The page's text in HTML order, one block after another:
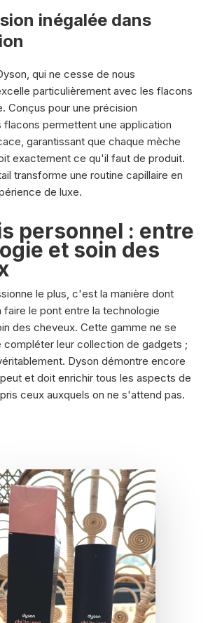
inégalée dans
qui ne cesse de nous
particulièrement avec les flacons
Conçus pour une précision
flacons permettent une application
garantissant que chaque mèche
exactement ce qu'il faut de produit.
transforme une routine capillaire en
de luxe.
personnel : entre
et soin des
le plus, c'est la manière dont
faire le pont entre la technologie
des cheveux. Cette gamme ne se
leur collection de gadgets ;
Dyson démontre encore
et doit enrichir tous les aspects de
ceux auxquels on ne s'attend pas.